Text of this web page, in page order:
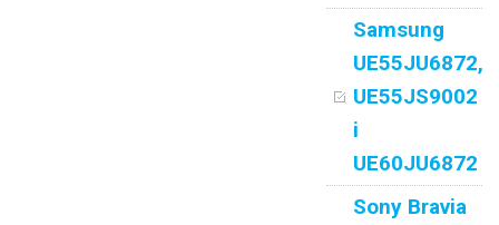
Samsung
UE55JU6872,
UE55JS9002
i
UE60JU6872
Sony Bravia